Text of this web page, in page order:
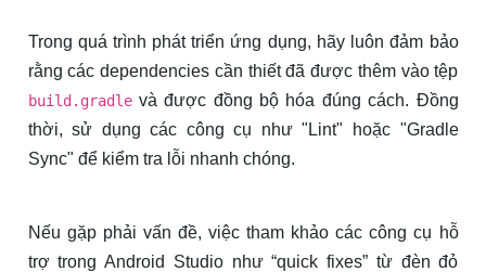
Trong quá trình phát triển ứng dụng, hãy luôn đảm bảo
rằng các dependencies cần thiết đã được thêm vào tệp
build.gradlevà được đồng bộ hóa đúng cách. Đồng
thời, sử dụng các công cụ như "Lint" hoặc "Gradle
Sync" để kiểm tra lỗi nhanh chóng.
Nếu gặp phải vấn đề, việc tham khảo các công cụ hỗ
trợ trong Android Studio như “quick fixes” từ đèn đỏ